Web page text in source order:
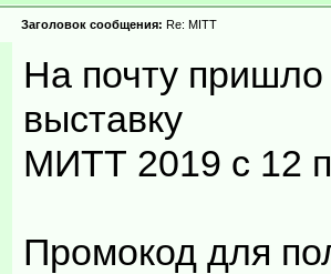
Заголовок сообщения: Re: MITT
На почту
выставку
МИТТ 2019 с 12
Промокод для